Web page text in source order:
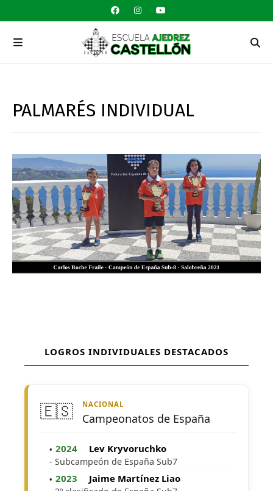
PALMARÉS INDIVIDUAL
LOGROS INDIVIDUALES DESTACADOS
🇪🇸 NACIONAL
Campeonatos de España
2024 Lev Kryvoruchko
- Subcampeón de España Sub7
2023 Jaime Martínez Liao